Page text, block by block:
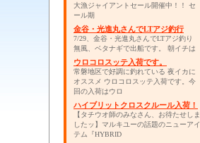
大漁ジャイアントセール開催中！！ セ
ール期
金谷・光進丸さんでLTアジ釣行
7/29、金谷・光進丸さんでLTアジ釣り
無風、ベタナギで出船です。 朝イチは
ウロコロスッテ入荷です。
常磐地区で好調に釣れている 夜イカに
オススメ ウロコロスッテ入荷です。今
回の入荷はウロ
ハイブリットクロスクルール入荷！
【タチウオ師のみなさん、お待たせしま
したッ】マルキユーの話題のニューアイ
テム『HYBRID